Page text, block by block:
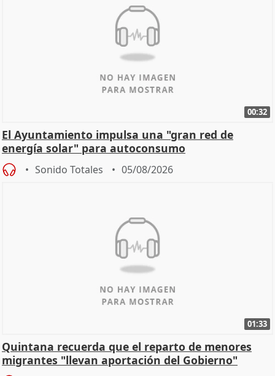
00:32
El Ayuntamiento impulsa una "gran red de
energía solar" para autoconsumo
Sonido Totales 05/08/2026
01:33
Quintana recuerda que el reparto de menores
migrantes "llevan aportación del Gobierno"